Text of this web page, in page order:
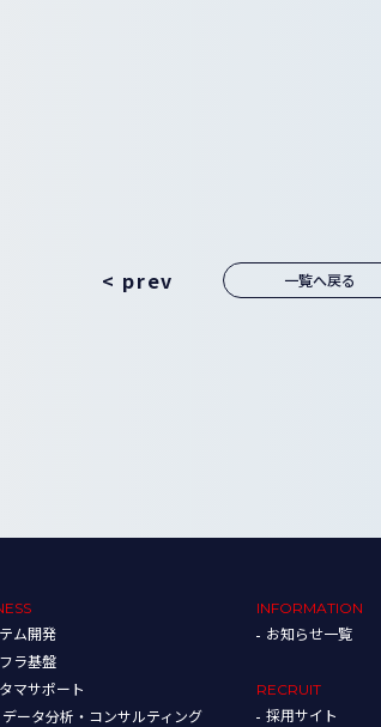
< prev 一覧へ戻る
ム開発
ラ基盤
マサポート
データ分析・コンサルティング
INFORMATION
お知らせ一覧
RECRUIT
採用サイト